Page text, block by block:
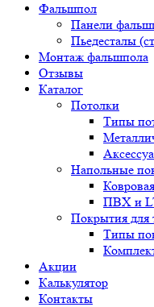
Фальшпол
Панели
Пьедесталы
Монтаж фальшпола
Отзывы
Каталог
Потолки
Типы
Напольные
ПВХ и
Покрытия для
Типы
Акции
Калькулятор
Контакты